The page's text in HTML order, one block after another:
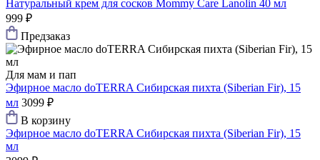
Натуральный крем для сосков Mommy Care Lanolin 40 мл
999 ₽
Предзаказ
Для мам и пап
Эфирное масло doTERRA Сибирская пихта (Siberian Fir), 15
мл 3099 ₽
В корзину
Эфирное масло doTERRA Сибирская пихта (Siberian Fir), 15
мл